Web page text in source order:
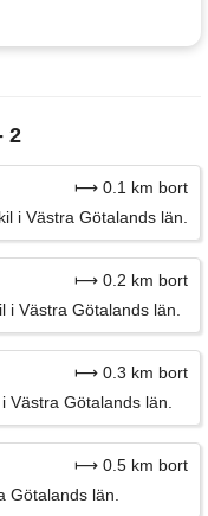
2
⟼ 0.1 km bort
i Västra Götalands län.
⟼ 0.2 km bort
i Västra Götalands län.
⟼ 0.3 km bort
Västra Götalands län.
⟼ 0.5 km bort
Götalands län.